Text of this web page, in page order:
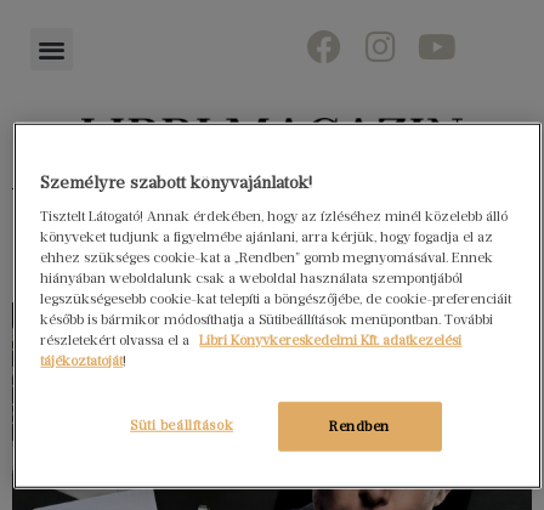
Könyvektől az olvasókig
Személyre szabott könyvajánlatok!
Tisztelt Látogató! Annak érdekében, hogy az ízléséhez minél közelebb álló
könyveket tudjunk a figyelmébe ajánlani, arra kérjük, hogy fogadja el az
ehhez szükséges cookie-kat a „Rendben” gomb megnyomásával. Ennek
hiányában weboldalunk csak a weboldal használata szempontjából
legszükségesebb cookie-kat telepíti a böngészőjébe, de cookie-preferenciáit
később is bármikor módosíthatja a Sütibeállítások menüpontban. További
részletekért olvassa el a
Libri Könyvkereskedelmi Kft. adatkezelési
tájékoztatóját!
Rendben
Süti beállítások